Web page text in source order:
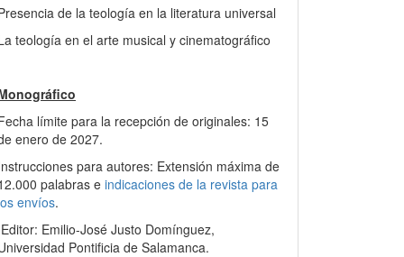
de la teología en la literatura universal
teología en el arte musical y cinematográfico
límite para la recepción de originales: 15
enero de 2027.
para autores: Extensión máxima de
palabras eindicaciones de la revista para
envíos.
Editor: Emilio-José Justo Domínguez,
Pontificia de Salamanca.